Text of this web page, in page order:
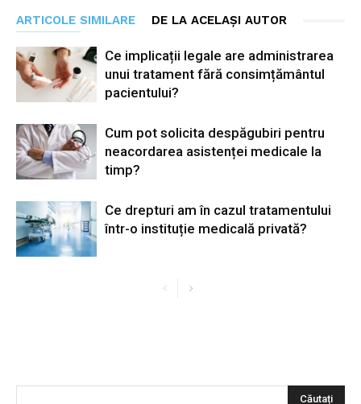
ARTICOLE SIMILARE DE LA ACELAȘI AUTOR
Ce implicații legale are administrarea
unui tratament fără consimțământul
pacientului?
Cum pot solicita despăgubiri pentru
neacordarea asistenței medicale la
timp?
Ce drepturi am în cazul tratamentului
într-o instituție medicală privată?